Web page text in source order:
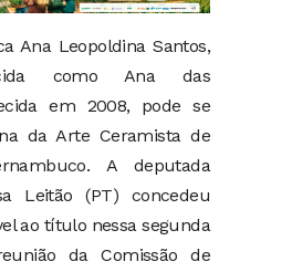
Ana Leopoldina Santos,
como Ana das
em 2008, pode se
da Arte Ceramista de
A deputada
Leitão (PT) concedeu
ao título nessa segunda
da Comissão de